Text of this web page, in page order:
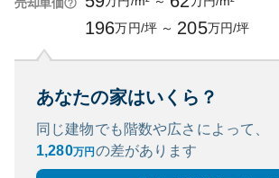
196万円/坪 ～ 205万円/坪
あなたの家はいくら？
同じ建物でも階数や広さによって、
1,280万円 の差があります